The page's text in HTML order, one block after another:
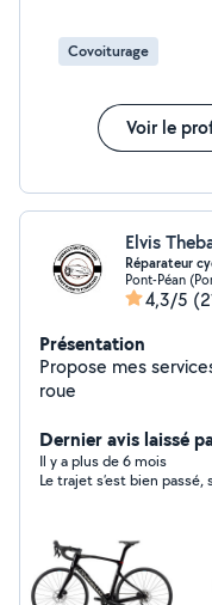
Covoiturage
Voir le
Elvis
Réparateur
Pont-Péan
4,3/5
Présentation
Propose mes
roue
Dernier avis laissé
Il y a plus de 6 mois
Le trajet s’est bien